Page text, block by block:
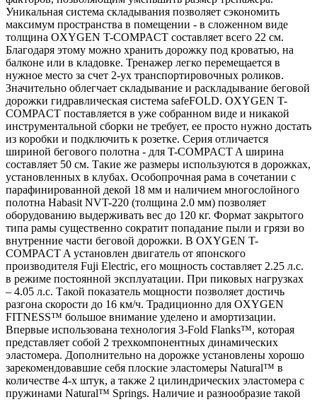
Уникальная система складывания позволяет сэкономить
максимум пространства в помещении - в сложенном виде
толщина OXYGEN T-COMPACT составляет всего 22 см.
Благодаря этому можно хранить дорожку под кроватью, на
балконе или в кладовке. Тренажер легко перемещается в
нужное место за счет 2-ух транспортировочных роликов.
Значительно облегчает складывание и раскладывание беговой
дорожки гидравлическая система safeFOLD. OXYGEN T-
COMPACT поставляется в уже собранном виде и никакой
инструментальной сборки не требует, ее просто нужно достать
из коробки и подключить к розетке. Серия отличается
шириной бегового полотна - для T-COMPACT A ширина
составляет 50 см. Такие же размеры используются в дорожках,
установленных в клубах. Особопрочная рама в сочетании с
парафинированной декой 18 мм и наличием многослойного
полотна Habasit NVT-220 (толщина 2.0 мм) позволяет
оборудованию выдерживать вес до 120 кг. Формат закрытого
типа рамы существенно сократит попадание пыли и грязи во
внутренние части беговой дорожки. В OXYGEN T-
COMPACT A установлен двигатель от японского
производителя Fuji Electric, его мощность составляет 2.25 л.с.
в режиме постоянной эксплуатации. При пиковых нагрузках
– 4.05 л.с. Такой показатель мощности позволяет достичь
разгона скорости до 16 км/ч. Традиционно для OXYGEN
FITNESS™ большое внимание уделено и амортизации.
Впервые использована технология 3-Fold Flanks™, которая
представляет собой 2 трехкомпонентных динамических
эластомера. Дополнительно на дорожке установлены хорошо
зарекомендовавшие себя плоские эластомеры Natural™ в
количестве 4-х штук, а также 2 цилиндрических эластомера с
пружинами Natural™ Springs. Наличие и разнообразие такой